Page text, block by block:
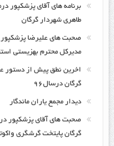
برنامه های آقای پزشکپور
طاهری شهردار گرگان
صحبت های علیرضا پزشکپور
مدیرکل محترم بهزیستی
اخرین نطق پیش از دستور
گرگان درسال۹۶
دیدار مجمع یاران ماندگار
صحبت های آقای پزشکپور
گرگان پایتخت گرشگری